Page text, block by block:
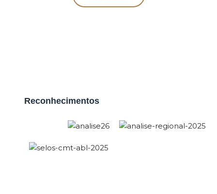
Reconhecimentos